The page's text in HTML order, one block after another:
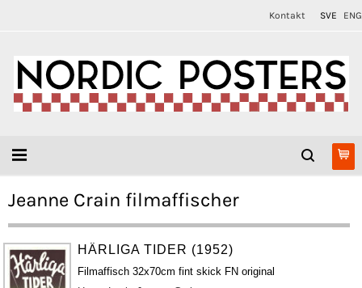
Kontakt SVE ENG
Jeanne Crain filmaffischer
HÄRLIGA TIDER (1952)
Filmaffisch 32x70cm fint skick FN original